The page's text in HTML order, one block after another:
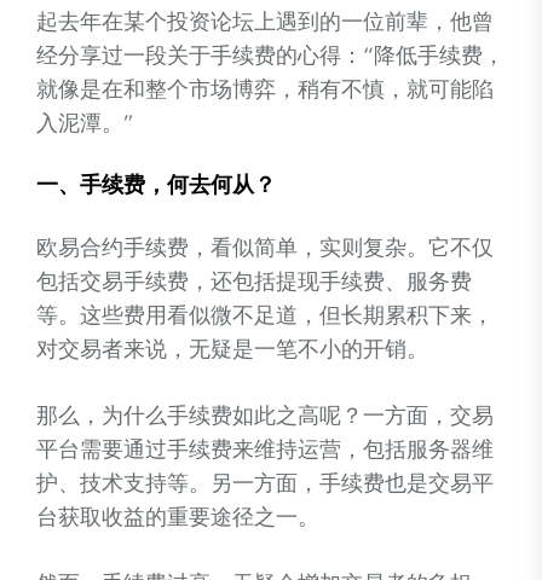
起去年在某个投资论坛上遇到的一位前辈，他曾
经分享过一段关于手续费的心得：“降低手续费，
就像是在和整个市场博弈，稍有不慎，就可能陷
入泥潭。”
一、手续费，何去何从？
欧易合约手续费，看似简单，实则复杂。它不仅
包括交易手续费，还包括提现手续费、服务费
等。这些费用看似微不足道，但长期累积下来，
对交易者来说，无疑是一笔不小的开销。
那么，为什么手续费如此之高呢？一方面，交易
平台需要通过手续费来维持运营，包括服务器维
护、技术支持等。另一方面，手续费也是交易平
台获取收益的重要途径之一。